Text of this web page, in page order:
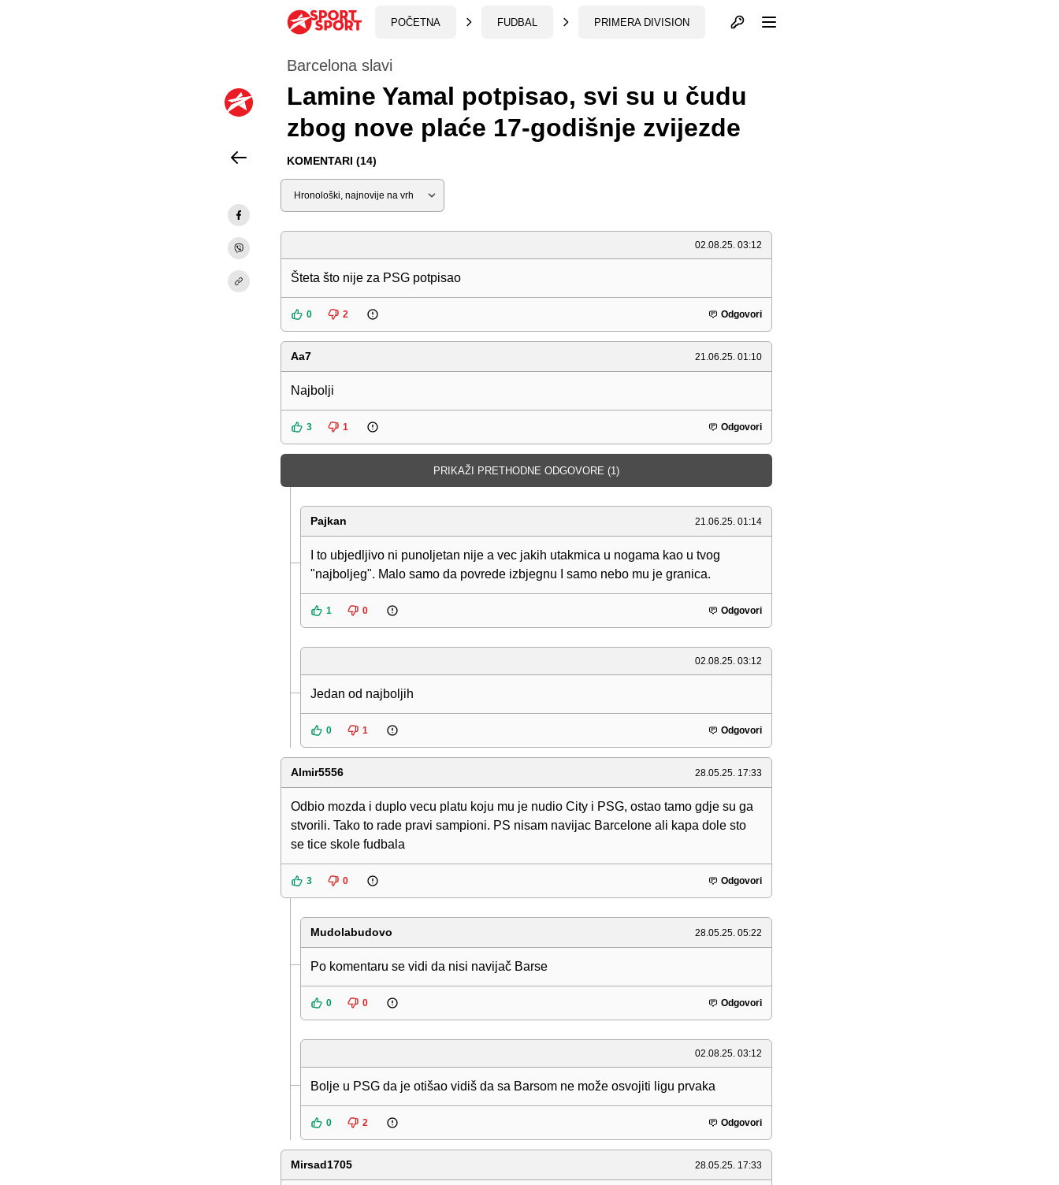
POČETNA FUDBAL PRIMERA DIVISION Otvori profil
Barcelona slavi
Lamine Yamal potpisao, svi su u čudu
zbog nove plaće 17-godišnje zvijezde
KOMENTARI (14)
Sortiraj
02.08.25. 03:12
Šteta što nije za PSG potpisao
0 2 Odgovori
Aa7 21.06.25. 01:10
Najbolji
3 1 Odgovori
PRIKAŽI PRETHODNE ODGOVORE (1)
Pajkan 21.06.25. 01:14
I to ubjedljivo ni punoljetan nije a vec jakih utakmica u nogama kao u tvog
"najboljeg". Malo samo da povrede izbjegnu I samo nebo mu je granica.
1 0 Odgovori
02.08.25. 03:12
Jedan od najboljih
0 1 Odgovori
Almir5556 28.05.25. 17:33
Odbio mozda i duplo vecu platu koju mu je nudio City i PSG, ostao tamo gdje su ga
stvorili. Tako to rade pravi sampioni. PS nisam navijac Barcelone ali kapa dole sto
se tice skole fudbala
3 0 Odgovori
Mudolabudovo 28.05.25. 05:22
Po komentaru se vidi da nisi navijač Barse
0 0 Odgovori
02.08.25. 03:12
Bolje u PSG da je otišao vidiš da sa Barsom ne može osvojiti ligu prvaka
0 2 Odgovori
Mirsad1705 28.05.25. 17:33